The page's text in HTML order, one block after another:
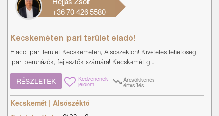
+36 70 426 5580
Kecskeméten ipari terület eladó!
Eladó ipari terület Kecskeméten, Alsószéktón! Kivételes lehetőség
ipari beruházók, fejlesztők számára! Kecskemét g...
RÉSZLETEK Kedvencnek
jelölöm
Árcsökkenés
értesítés
Kecskemét | Alsószéktó